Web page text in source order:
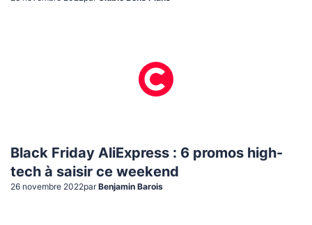
Black Friday AliExpress : 6 promos high-
tech à saisir ce weekend
26 novembre 2022par Benjamin Barois